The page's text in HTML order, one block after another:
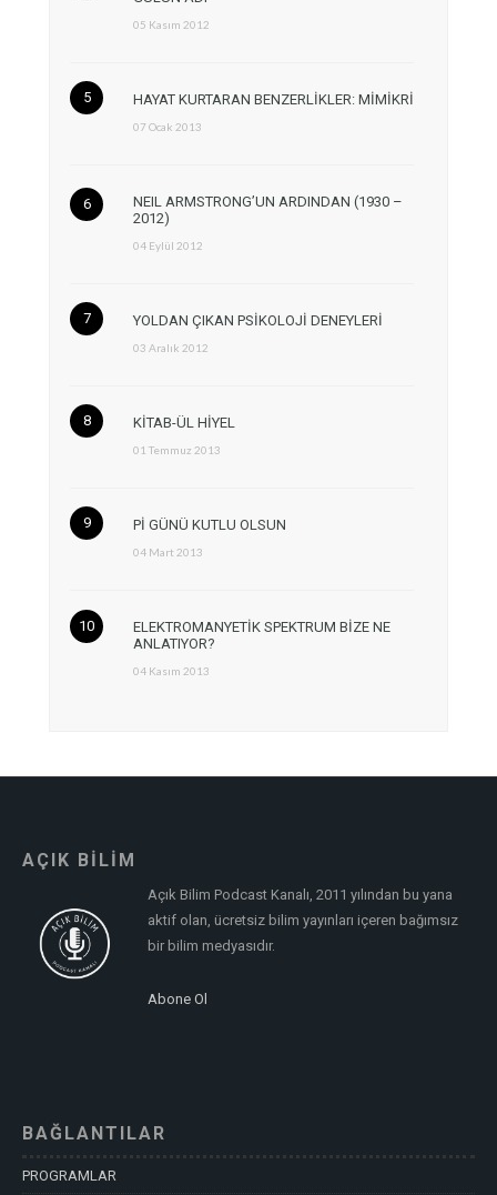
05 Kasım 2012
HAYAT KURTARAN BENZERLİKLER: MİMİKRİ
07 Ocak 2013
NEIL ARMSTRONG’UN ARDINDAN (1930 –
2012)
04 Eylül 2012
YOLDAN ÇIKAN PSİKOLOJİ DENEYLERİ
03 Aralık 2012
KİTAB-ÜL HİYEL
01 Temmuz 2013
Pİ GÜNÜ KUTLU OLSUN
04 Mart 2013
ELEKTROMANYETİK SPEKTRUM BİZE NE
ANLATIYOR?
04 Kasım 2013
AÇIK BİLİM
Açık Bilim Podcast Kanalı, 2011 yılından bu yana
aktif olan, ücretsiz bilim yayınları içeren bağımsız
bir bilim medyasıdır.
Abone Ol
BAĞLANTILAR
PROGRAMLAR